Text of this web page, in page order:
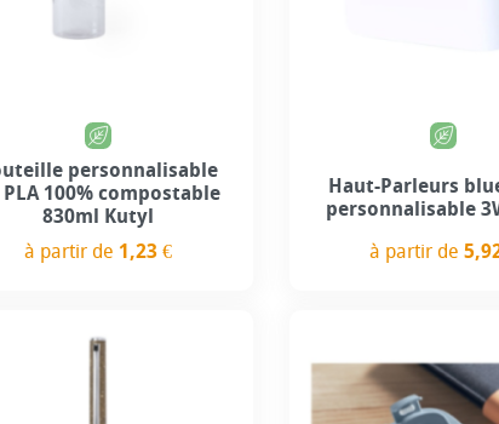
personnalisable
PLA 100% compostable
830ml Kutyl
à partir de 1,23 €
Haut-Parleurs
personnalisable
à partir de